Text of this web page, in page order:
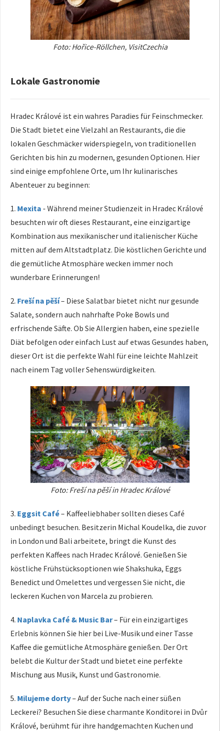
Foto: Hořice-Röllchen, VisitCzechia
Lokale Gastronomie
Hradec Králové ist ein wahres Paradies für Feinschmecker.
Die Stadt bietet eine Vielzahl an Restaurants, die die
lokalen Geschmäcker widerspiegeln, von traditionellen
Gerichten bis hin zu modernen, gesunden Optionen. Hier
sind einige empfohlene Orte, um Ihr kulinarisches
Abenteuer zu beginnen:
1. Mexita - Während meiner Studienzeit in Hradec Králové
besuchten wir oft dieses Restaurant, eine einzigartige
Kombination aus mexikanischer und italienischer Küche
mitten auf dem Altstadtplatz. Die köstlichen Gerichte und
die gemütliche Atmosphäre wecken immer noch
wunderbare Erinnerungen!
2. Freší na pěší– Diese Salatbar bietet nicht nur gesunde
Salate, sondern auch nahrhafte Poke Bowls und
erfrischende Säfte. Ob Sie Allergien haben, eine spezielle
Diät befolgen oder einfach Lust auf etwas Gesundes haben,
dieser Ort ist die perfekte Wahl für eine leichte Mahlzeit
nach einem Tag voller Sehenswürdigkeiten.
Foto: Freší na pěší in Hradec Králové
3. Eggsit Café– Kaffeeliebhaber sollten dieses Café
unbedingt besuchen. Besitzerin Michal Koudelka, die zuvor
in London und Bali arbeitete, bringt die Kunst des
perfekten Kaffees nach Hradec Králové. Genießen Sie
köstliche Frühstücksoptionen wie Shakshuka, Eggs
Benedict und Omelettes und vergessen Sie nicht, die
leckeren Kuchen von Marcela zu probieren.
4. Naplavka Café & Music Bar– Für ein einzigartiges
Erlebnis können Sie hier bei Live-Musik und einer Tasse
Kaffee die gemütliche Atmosphäre genießen. Der Ort
belebt die Kultur der Stadt und bietet eine perfekte
Mischung aus Musik, Kunst und Gastronomie.
5. Milujeme dorty– Auf der Suche nach einer süßen
Leckerei? Besuchen Sie diese charmante Konditorei in Dvůr
Králové, berühmt für ihre handgemachten Kuchen und